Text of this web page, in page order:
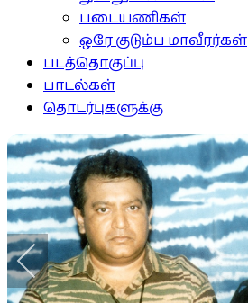
படையணிகள்
ஒரே குடும்ப மாவீரர்கள்
படத்தொகுப்பு
பாடல்கள்
தொடர்புகளுக்கு